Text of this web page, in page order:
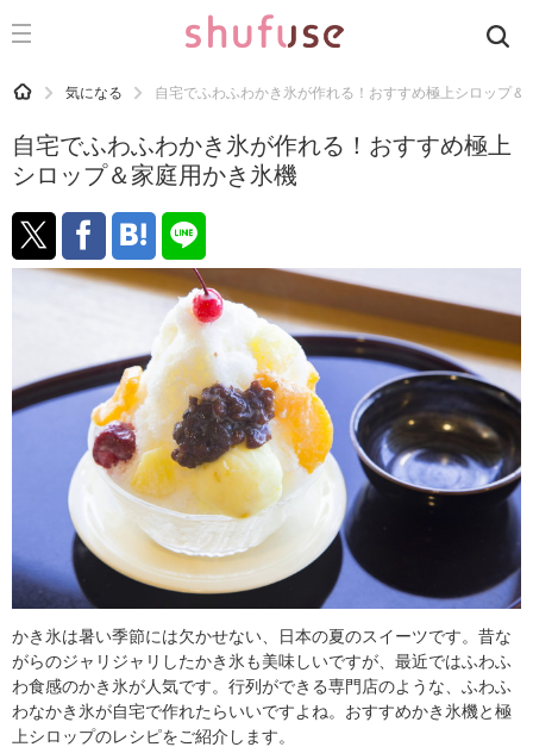
CATEGORY 記事カテゴリ
運気
洗濯
生活の知恵
マナー
食材辞典
おすすめ
HOME 気になる 自宅でふわふわかき氷が作れる！おすすめ極上シロップ＆
自宅でふわふわかき氷が作れる！おすすめ極上
シロップ＆家庭用かき氷機
かき氷は暑い季節には欠かせない、日本の夏のスイーツです。昔な
がらのジャリジャリしたかき氷も美味しいですが、最近ではふわふ
わ食感のかき氷が人気です。行列ができる専門店のような、ふわふ
わなかき氷が自宅で作れたらいいですよね。おすすめかき氷機と極
上シロップのレシピをご紹介します。